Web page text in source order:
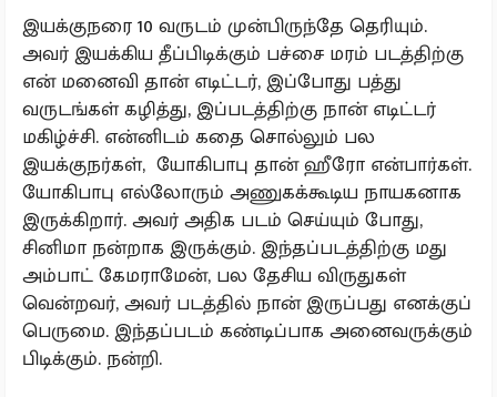
இயக்குநரை 10 வருடம் முன்பிருந்தே தெரியும்.
அவர் இயக்கிய தீப்பிடிக்கும் பச்சை மரம் படத்திற்கு
என் மனைவி தான் எடிட்டர், இப்போது பத்து
வருடங்கள் கழித்து, இப்படத்திற்கு நான் எடிட்டர்
மகிழ்ச்சி. என்னிடம் கதை சொல்லும் பல
இயக்குநர்கள், யோகிபாபு தான் ஹீரோ என்பார்கள்.
யோகிபாபு எல்லோரும் அணுகக்கூடிய நாயகனாக
இருக்கிறார். அவர் அதிக படம் செய்யும் போது,
சினிமா நன்றாக இருக்கும். இந்தப்படத்திற்கு மது
அம்பாட் கேமராமேன், பல தேசிய விருதுகள்
வென்றவர், அவர் படத்தில் நான் இருப்பது எனக்குப்
பெருமை. இந்தப்படம் கண்டிப்பாக அனைவருக்கும்
பிடிக்கும். நன்றி.